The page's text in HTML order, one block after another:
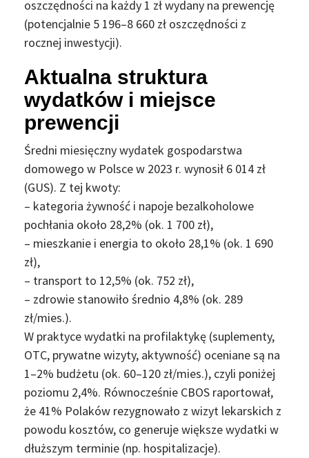
oszczędności na każdy 1 zł wydany na prewencję
(potencjalnie 5 196–8 660 zł oszczędności z
rocznej inwestycji).
Aktualna struktura
wydatków i miejsce
prewencji
Średni miesięczny wydatek gospodarstwa
domowego w Polsce w 2023 r. wynosił 6 014 zł
(GUS). Z tej kwoty:
– kategoria żywność i napoje bezalkoholowe
pochłania około 28,2% (ok. 1 700 zł),
– mieszkanie i energia to około 28,1% (ok. 1 690
zł),
– transport to 12,5% (ok. 752 zł),
– zdrowie stanowiło średnio 4,8% (ok. 289
zł/mies.).
W praktyce wydatki na profilaktykę (suplementy,
OTC, prywatne wizyty, aktywność) oceniane są na
1–2% budżetu (ok. 60–120 zł/mies.), czyli poniżej
poziomu 2,4%. Równocześnie CBOS raportował,
że 41% Polaków rezygnowało z wizyt lekarskich z
powodu kosztów, co generuje większe wydatki w
dłuższym terminie (np. hospitalizacje).